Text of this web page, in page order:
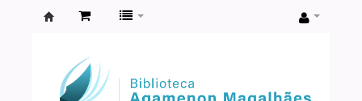
Agamenon
Magalhães